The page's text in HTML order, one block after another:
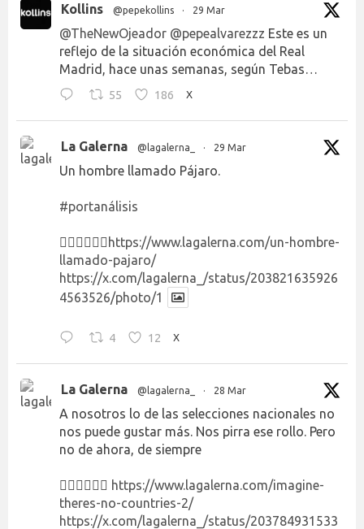
Kollins @pepekollins · 29 Mar
@TheNewOjeador @pepealvarezzz Este es un
reflejo de la situación económica del Real
Madrid, hace unas semanas, según Tebas…
55 186 X
La Galerna @lagalerna_ · 29 Mar
Un hombre llamado Pájaro.
#portanálisis
👉🏻👉🏻👉🏻 https://www.lagalerna.com/un-hombre-
llamado-pajaro/
https://x.com/lagalerna_/status/203821635926
4563526/photo/1
4 12 X
La Galerna @lagalerna_ · 28 Mar
A nosotros lo de las selecciones nacionales no
nos puede gustar más. Nos pirra ese rollo. Pero
no de ahora, de siempre
👉🏻👉🏻👉🏻 https://www.lagalerna.com/imagine-
theres-no-countries-2/
https://x.com/lagalerna_/status/203784931533